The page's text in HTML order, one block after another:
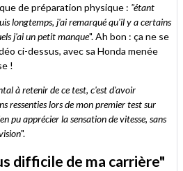
de préparation physique : "étant
longtemps, j'ai remarqué qu'il y a certains
j'ai un petit manque". Ah bon : ça ne se
ci-dessus, avec sa Honda menée
!
à retenir de ce test, c'est d'avoir
ressenties lors de mon premier test sur
pu apprécier la sensation de vitesse, sans
".
difficile de ma carrière"